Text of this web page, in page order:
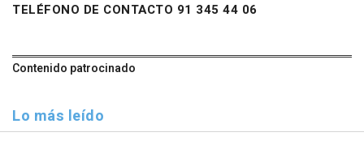
TELÉFONO DE CONTACTO 91 345 44 06
Contenido patrocinado
Lo más leído